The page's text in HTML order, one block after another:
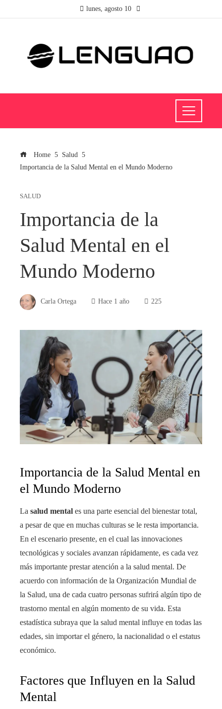
lunes, agosto 10
Home
Salud
Importancia de la Salud Mental en el Mundo Moderno
SALUD
Importancia de la
Salud Mental en el
Mundo Moderno
Carla Ortega Hace 1 año 225
Importancia de la Salud Mental en
el Mundo Moderno
La salud mental es una parte esencial del bienestar total,
a pesar de que en muchas culturas se le resta importancia.
En el escenario presente, en el cual las innovaciones
tecnológicas y sociales avanzan rápidamente, es cada vez
más importante prestar atención a la salud mental. De
acuerdo con información de la Organización Mundial de
la Salud, una de cada cuatro personas sufrirá algún tipo de
trastorno mental en algún momento de su vida. Esta
estadística subraya que la salud mental influye en todas las
edades, sin importar el género, la nacionalidad o el estatus
económico.
Factores que Influyen en la Salud
Mental